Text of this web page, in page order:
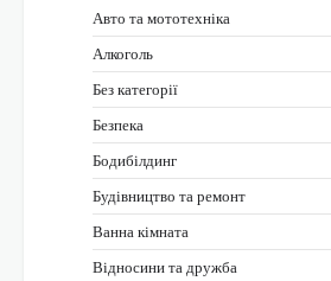
Авто та мототехніка
Алкоголь
Без категорії
Безпека
Бодибілдинг
Будівництво та ремонт
Ванна кімната
Відносини та дружба